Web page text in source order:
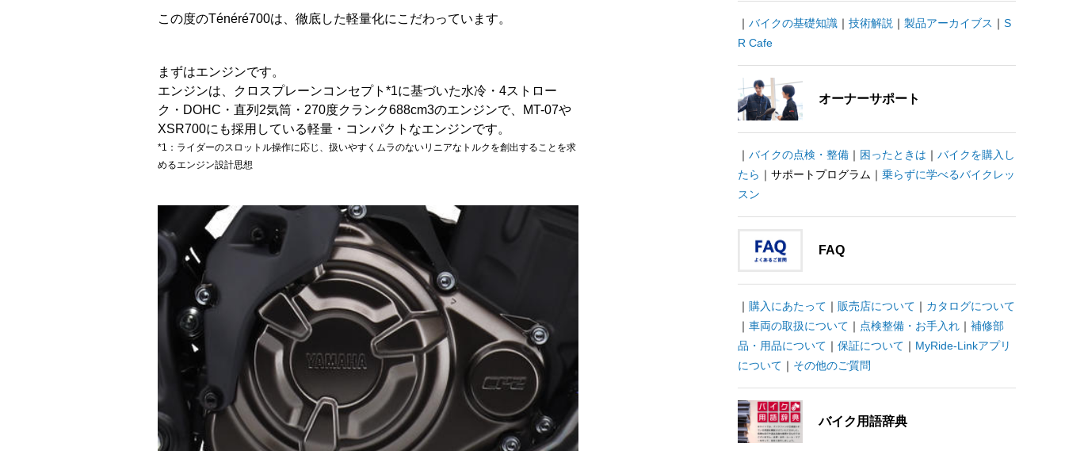
この度のTénéré700は、徹底した軽量化にこだわっています。
まずはエンジンです。
エンジンは、クロスプレーンコンセプト*1に基づいた水冷・4ストロー
ク・DOHC・直列2気筒・270度クランク688cm3のエンジンで、MT-07や
XSR700にも採用している軽量・コンパクトなエンジンです。
*1：ライダーのスロットル操作に応じ、扱いやすくムラのないリニアなトルクを創出することを求
めるエンジン設計思想
｜ バイクの基礎知識｜ 技術解説 ｜ 製品アーカイブス ｜ S
R Cafe
オーナーサポート
｜ バイクの点検・整備｜ 困ったときは ｜ バイクを購入し
たら ｜サポートプログラム｜ 乗らずに学べるバイクレッ
スン
FAQ
｜ 購入にあたって ｜ 販売店について ｜ カタログについて
｜ 車両の取扱について ｜ 点検整備・お手入れ｜ 補修部
品・用品について ｜ 保証について ｜ MyRide-Linkアプリ
について ｜ その他のご質問
バイク用語辞典